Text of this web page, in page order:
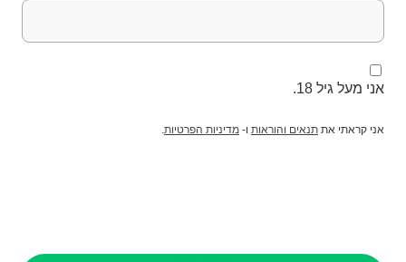
אני מעל גיל 18.
אני קראתי את תנאים והוראות ו- מדיניות הפרטיות.